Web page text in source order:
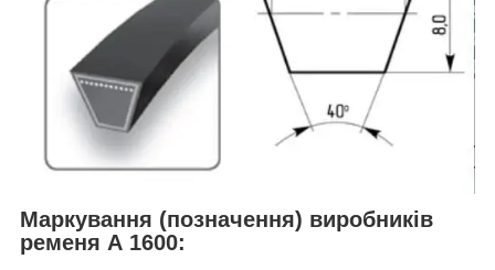
Маркування (позначення) виробників
ременя А 1600: